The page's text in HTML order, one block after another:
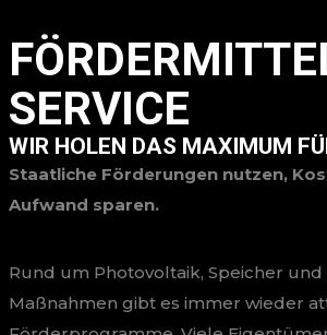
SERVICE
WIR HOLEN DAS MAXIMUM
Staatliche Förderungen nutzen,
Aufwand sparen.
Rund um Photovoltaik, Speicher
Maßnahmen gibt es immer wieder